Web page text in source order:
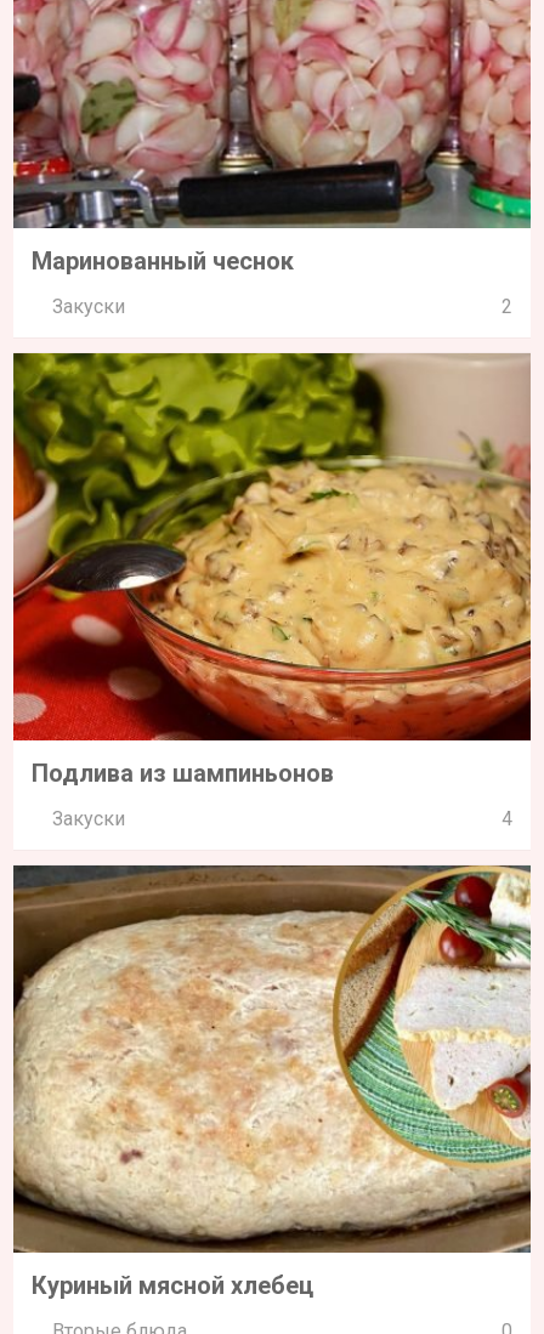
Маринованный чеснок
Закуски 2
Подлива из шампиньонов
Закуски 4
Куриный мясной хлебец